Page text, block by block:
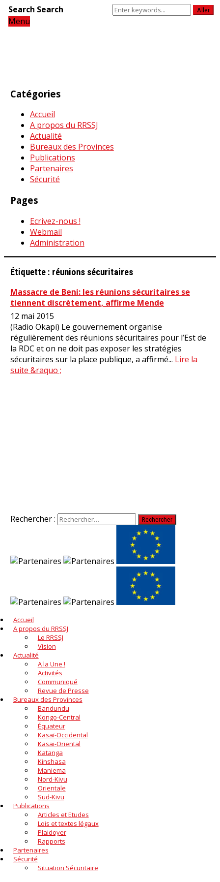
Search Search Aller
Menu
Catégories
Accueil
A propos du RRSSJ
Actualité
Bureaux des Provinces
Publications
Partenaires
Sécurité
Pages
Ecrivez-nous !
Webmail
Administration
Étiquette : réunions sécuritaires
Massacre de Beni: les réunions sécuritaires se
tiennent discrètement, affirme Mende
12 mai 2015
(Radio Okapi) Le gouvernement organise
régulièrement des réunions sécuritaires pour l’Est de
la RDC et on ne doit pas exposer les stratégies
sécuritaires sur la place publique, a affirmé... Lire la
suite &raquo ;
Rechercher :
Accueil
A propos du RRSSJ
Le RRSSJ
Vision
Actualité
A la Une !
Activités
Communiqué
Revue de Presse
Bureaux des Provinces
Bandundu
Kongo-Central
Équateur
Kasaï-Occidental
Kasaï-Oriental
Katanga
Kinshasa
Maniema
Nord-Kivu
Orientale
Sud-Kivu
Publications
Articles et Etudes
Lois et textes légaux
Plaidoyer
Rapports
Partenaires
Sécurité
Situation Sécuritaire